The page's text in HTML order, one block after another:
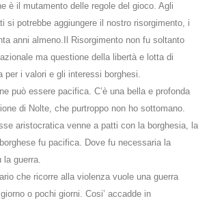
è il mutamento delle regole del gioco. Agli
si potrebbe aggiungere il nostro risorgimento, i
anni almeno.Il Risorgimento non fu soltanto
ma questione della libertà e lotta di
per i valori e gli interessi borghesi.
può essere pacifica. C’è una bella e profonda
di Nolte, che purtroppo non ho sottomano.
aristocratica venne a patti con la borghesia, la
fu pacifica. Dove fu necessaria la
la guerra.
che ricorre alla violenza vuole una guerra
o pochi giorni. Cosi’ accadde in